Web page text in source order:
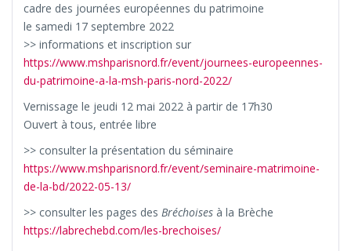
cadre des journées européennes du patrimoine
le samedi 17 septembre 2022
>> informations et inscription sur
https://www.mshparisnord.fr/event/journees-europeennes-
du-patrimoine-a-la-msh-paris-nord-2022/
Vernissage le jeudi 12 mai 2022 à partir de 17h30
Ouvert à tous, entrée libre
>> consulter la présentation du séminaire
https://www.mshparisnord.fr/event/seminaire-matrimoine-
de-la-bd/2022-05-13/
>> consulter les pages des Bréchoises à la Brèche
https://labrechebd.com/les-brechoises/